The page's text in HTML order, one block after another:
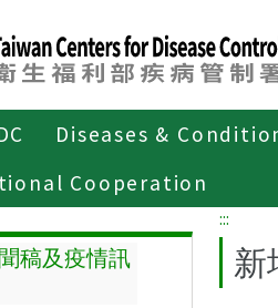
Diseases &
Cooperation
傳染病與防疫專題
稿及疫情訊
:::
新